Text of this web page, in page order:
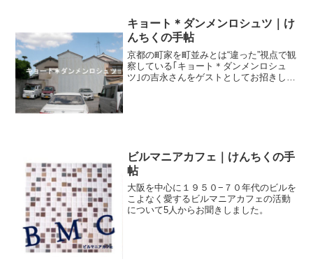
キョート＊ダンメンロシュツ｜け
んちくの手帖
京都の町家を町並みとは“違った”視点で観
察している｢キョート＊ダンメンロシュ
ツ｣の吉永さんをゲストとしてお招きしま
ビルマニアカフェ｜けんちくの手
帖
大阪を中心に１９５０−７０年代のビルを
こよなく愛するビルマニアカフェの活動
について5人からお聞きしました。